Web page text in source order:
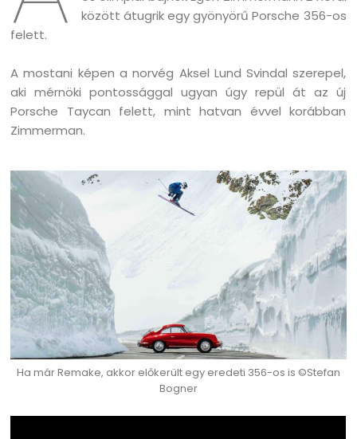
között átugrik egy gyönyörű Porsche 356-os
felett.
A mostani képen a norvég Aksel Lund Svindal szerepel,
aki mérnöki pontossággal ugyan úgy repül át az új
Porsche Taycan felett, mint hatvan évvel korábban
Zimmerman.
Ha már Remake, akkor előkerült egy eredeti 356-os is ©Stefan
Bogner